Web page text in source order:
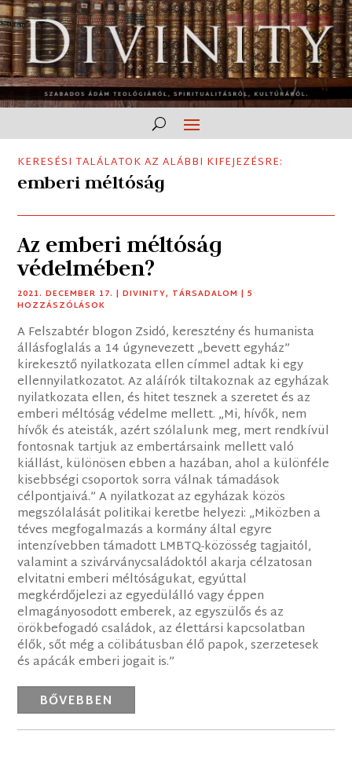
KERESÉSI TALÁLATOK AZ ALÁBBI KIFEJEZÉSRE:
emberi méltóság
Az emberi méltóság
védelmében?
2021. DECEMBER 17. |DIVINITY, TÁRSADALOM | 5
HOZZÁSZÓLÁSOK
A Felszabtér blogon Zsidó, keresztény és humanista
állásfoglalás a 14 úgynevezett „bevett egyház”
kirekesztő nyilatkozata ellen címmel adtak ki egy
ellennyilatkozatot. Az aláírók tiltakoznak az egyházak
nyilatkozata ellen, és hitet tesznek a szeretet és az
emberi méltóság védelme mellett. „Mi, hívők, nem
hívők és ateisták, azért szólalunk meg, mert rendkívül
fontosnak tartjuk az embertársaink mellett való
kiállást, különösen ebben a hazában, ahol a különféle
kisebbségi csoportok sorra válnak támadások
célpontjaivá.” A nyilatkozat az egyházak közös
megszólalását politikai keretbe helyezi: „Miközben a
téves megfogalmazás a kormány által egyre
intenzívebben támadott LMBTQ-közösség tagjaitól,
valamint a szivárványcsaládoktól akarja célzatosan
elvitatni emberi méltóságukat, egyúttal
megkérdőjelezi az egyedülálló vagy éppen
elmagányosodott emberek, az egyszülős és az
örökbefogadó családok, az élettársi kapcsolatban
élők, sőt még a cölibátusban élő papok, szerzetesek
és apácák emberi jogait is.”
BŐVEBBEN